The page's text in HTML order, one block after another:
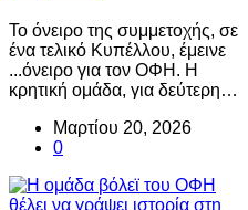
Το όνειρο της συμμετοχής, σε
ένα τελικό Κυπέλλου, έμεινε
...όνειρο για τον ΟΦΗ. Η
κρητική ομάδα, για δεύτερη…
Μαρτίου 20, 2026
0